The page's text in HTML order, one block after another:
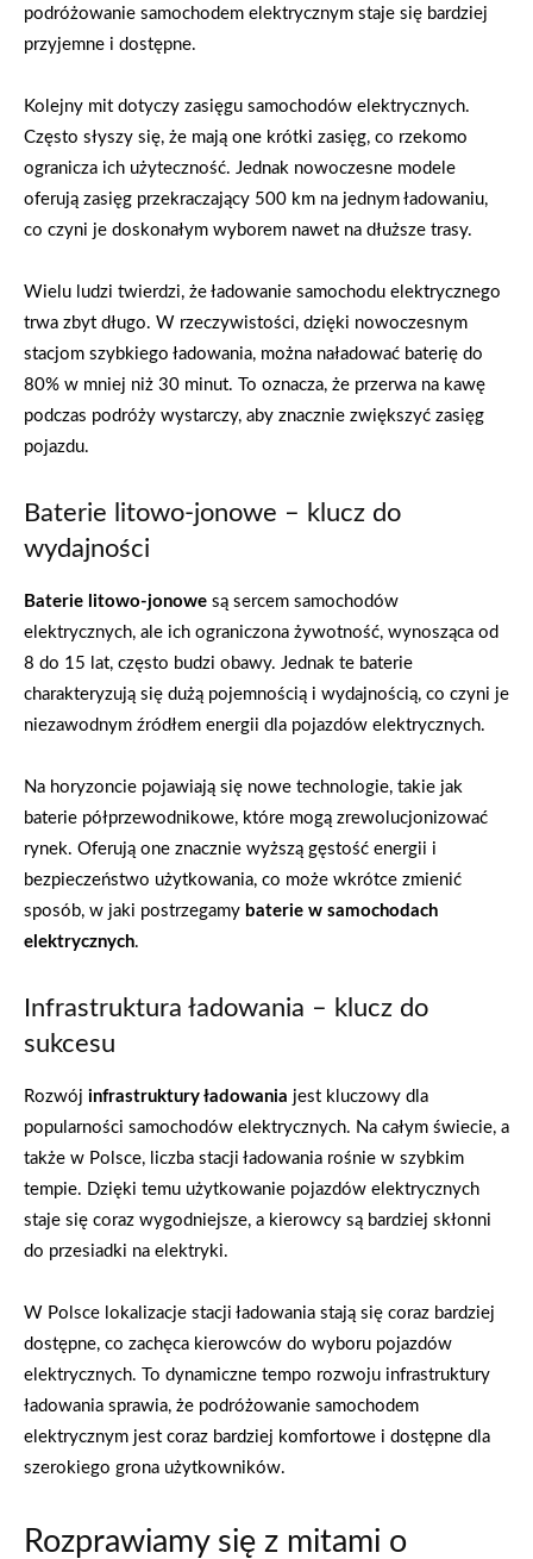
podróżowanie samochodem elektrycznym staje się bardziej
przyjemne i dostępne.
Kolejny mit dotyczy zasięgu samochodów elektrycznych.
Często słyszy się, że mają one krótki zasięg, co rzekomo
ogranicza ich użyteczność. Jednak nowoczesne modele
oferują zasięg przekraczający 500 km na jednym ładowaniu,
co czyni je doskonałym wyborem nawet na dłuższe trasy.
Wielu ludzi twierdzi, że ładowanie samochodu elektrycznego
trwa zbyt długo. W rzeczywistości, dzięki nowoczesnym
stacjom szybkiego ładowania, można naładować baterię do
80% w mniej niż 30 minut. To oznacza, że przerwa na kawę
podczas podróży wystarczy, aby znacznie zwiększyć zasięg
pojazdu.
Baterie litowo-jonowe – klucz do
wydajności
Baterie litowo-jonowe są sercem samochodów
elektrycznych, ale ich ograniczona żywotność, wynosząca od
8 do 15 lat, często budzi obawy. Jednak te baterie
charakteryzują się dużą pojemnością i wydajnością, co czyni je
niezawodnym źródłem energii dla pojazdów elektrycznych.
Na horyzoncie pojawiają się nowe technologie, takie jak
baterie półprzewodnikowe, które mogą zrewolucjonizować
rynek. Oferują one znacznie wyższą gęstość energii i
bezpieczeństwo użytkowania, co może wkrótce zmienić
sposób, w jaki postrzegamy baterie w samochodach
elektrycznych.
Infrastruktura ładowania – klucz do
sukcesu
Rozwój infrastruktury ładowania jest kluczowy dla
popularności samochodów elektrycznych. Na całym świecie, a
także w Polsce, liczba stacji ładowania rośnie w szybkim
tempie. Dzięki temu użytkowanie pojazdów elektrycznych
staje się coraz wygodniejsze, a kierowcy są bardziej skłonni
do przesiadki na elektryki.
W Polsce lokalizacje stacji ładowania stają się coraz bardziej
dostępne, co zachęca kierowców do wyboru pojazdów
elektrycznych. To dynamiczne tempo rozwoju infrastruktury
ładowania sprawia, że podróżowanie samochodem
elektrycznym jest coraz bardziej komfortowe i dostępne dla
szerokiego grona użytkowników.
Rozprawiamy się z mitami o